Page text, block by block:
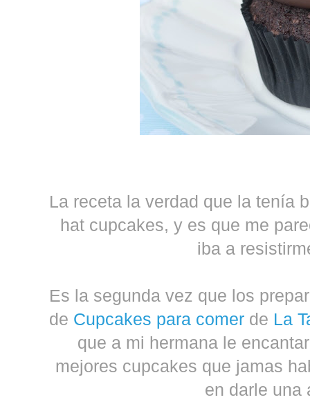
La receta la verdad que la tenía
hat cupcakes, y es que me
iba a
Es la segunda vez que los
de Cupcakes para comerde La
que a mi hermana le
mejores cupcakes que jamas
en darle